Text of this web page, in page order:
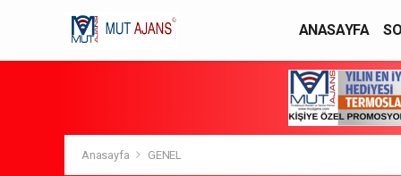
ANASAYFA
Anasayfa GENEL